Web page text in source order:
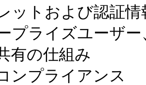
ットおよび認証情
プライズユーザー
有の仕組み
ンプライアンス